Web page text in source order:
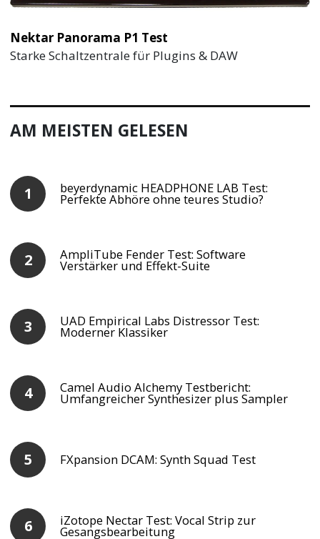
Nektar Panorama P1 Test
Starke Schaltzentrale für Plugins & DAW
AM MEISTEN GELESEN
beyerdynamic HEADPHONE LAB Test:
Perfekte Abhöre ohne teures Studio?
AmpliTube Fender Test: Software
Verstärker und Effekt-Suite
UAD Empirical Labs Distressor Test:
Moderner Klassiker
Camel Audio Alchemy Testbericht:
Umfangreicher Synthesizer plus Sampler
FXpansion DCAM: Synth Squad Test
iZotope Nectar Test: Vocal Strip zur
Gesangsbearbeitung